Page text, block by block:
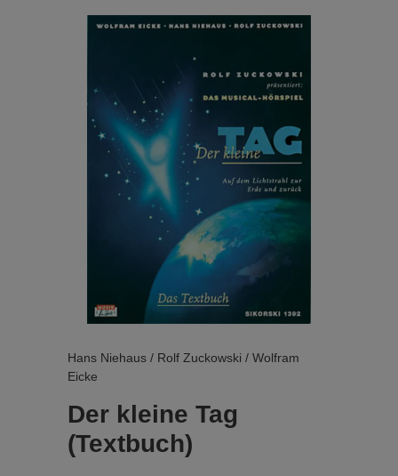
Hans Niehaus / Rolf Zuckowski / Wolfram
Eicke
Der kleine Tag
(Textbuch)